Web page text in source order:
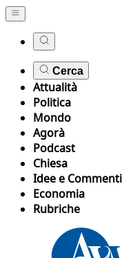
Cerca
Attualità
Politica
Mondo
Agorà
Podcast
Chiesa
Idee e Commenti
Economia
Rubriche